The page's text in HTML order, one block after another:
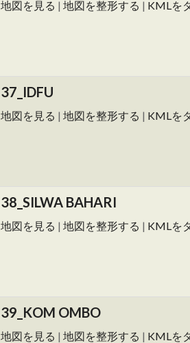
地図を見る | 地図を整形する | KMLを
37_IDFU
地図を見る | 地図を整形する | KMLを
38_SILWA BAHARI
地図を見る | 地図を整形する | KMLを
39_KOM OMBO
地図を見る | 地図を整形する | KMLを